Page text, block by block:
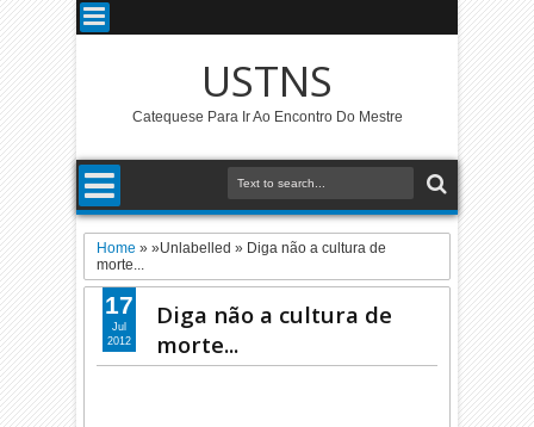
USTNS
Catequese Para Ir Ao Encontro Do Mestre
Home » »Unlabelled » Diga não a cultura de
morte...
Diga não a cultura de
morte...
17
Jul
2012